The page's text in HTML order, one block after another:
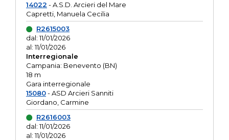
14022 - A.S.D. Arcieri del Mare
Capretti, Manuela Cecilia
R2615003
dal: 11/01/2026
al: 11/01/2026
Interregionale
Campania: Benevento (BN)
18 m
Gara interregionale
15080- ASD Arcieri Sanniti
Giordano, Carmine
R2616003
dal: 11/01/2026
al: 11/01/2026